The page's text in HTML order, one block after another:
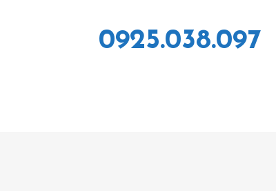
0925.038.097